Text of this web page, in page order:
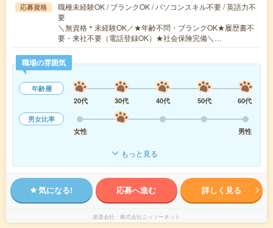
応募資格
職種未経験OK / ブランクOK / パソコンスキル不要 / 英語力不
要
＼無資格＊未経験OK／★年齢不問・ブランクOK★履歴書不
要・来社不要（電話登録OK）★社会保険完備＼…
職場の雰囲気
年齢層
20代
30代 40代 50代
60代
男女比率
女性
男性
もっと見る
気になる! 応募へ進む 詳しく見る
派遣会社 株式会社ニッソーネット